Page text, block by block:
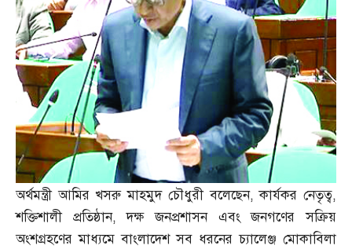
অর্থমন্ত্রী আমির খসরু মাহমুদ চৌধুরী বলেছেন,কার্যকর নেতৃত্ব,
শক্তিশালী প্রতিষ্ঠান,দক্ষ জনপ্রশাসন এবং জনগণের সক্রিয়
অংশগ্রহণের মাধ্যমে বাংলাদেশ সব ধরনের চ্যালেঞ্জ মোকাবিলা